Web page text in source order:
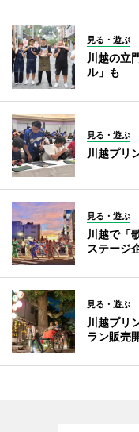
見る・遊ぶ
川越の立
ル」も
見る・遊ぶ
川越プリ
見る・遊ぶ
川越で「
ステージ
見る・遊ぶ
川越プリ
ラン販売